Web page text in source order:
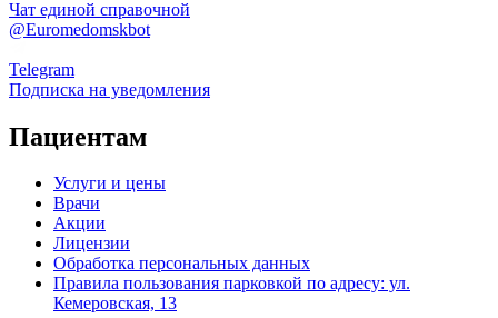
Чат единой справочной
@Euromedomskbot
Telegram
Подписка на уведомления
Пациентам
Услуги и цены
Врачи
Акции
Лицензии
Обработка персональных данных
Правила пользования парковкой по адресу: ул.
Кемеровская, 13